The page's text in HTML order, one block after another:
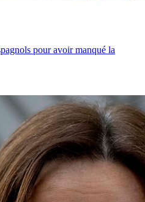
pour avoir manqué la